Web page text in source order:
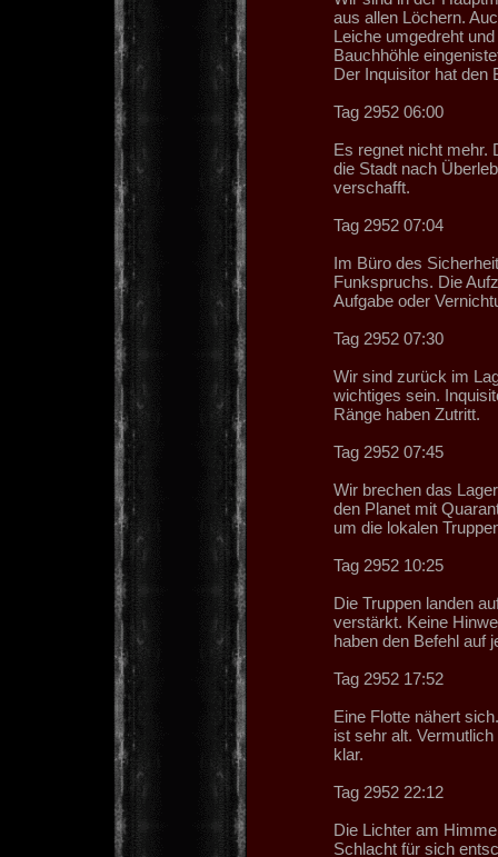
aus allen Löchern.
Leiche umgedreht
Bauchhöhle
Der Inquisitor hat den
Tag 2952 06:00
Es regnet nicht mehr.
die Stadt nach
verschafft.
Tag 2952 07:04
Im Büro des
Funkspruchs. Die
Aufgabe oder
Tag 2952 07:30
Wir sind zurück im
wichtiges sein.
Ränge haben Zutritt.
Tag 2952 07:45
Wir brechen das
den Planet mit
um die lokalen
Tag 2952 10:25
Die Truppen landen
verstärkt. Keine
haben den Befehl auf
Tag 2952 17:52
Eine Flotte nähert
ist sehr alt.
klar.
Tag 2952 22:12
Die Lichter am
Schlacht für sich